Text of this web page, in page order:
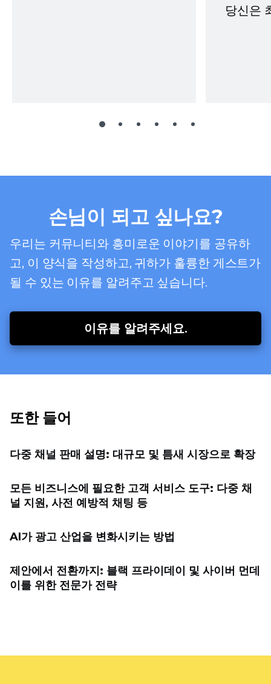
당신은
손님이 되고 싶나요?
우리는 커뮤니티와 흥미로운 이야기를 공유하
고, 이 양식을 작성하고, 귀하가 훌륭한 게스트가
될 수 있는 이유를 알려주고 싶습니다.
이유를 알려주세요.
또한 들어
다중 채널 판매 설명: 대규모 및 틈새 시장으로 확장
모든 비즈니스에 필요한 고객 서비스 도구: 다중 채
널 지원, 사전 예방적 채팅 등
AI가 광고 산업을 변화시키는 방법
제안에서 전환까지: 블랙 프라이데이 및 사이버 먼데
이를 위한 전문가 전략